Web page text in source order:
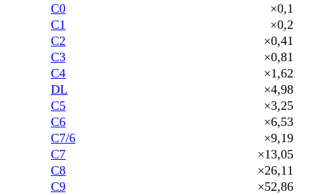
C0
×0,1
C1
×0,2
C2
×0,41
C3
×0,81
C4
×1,62
DL
×4,98
C5
×3,25
C6
×6,53
C7/6
×9,19
C7
×13,05
C8
×26,11
C9
×52,86